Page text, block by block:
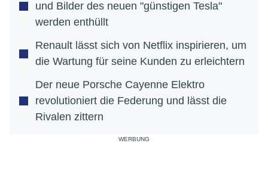
und Bilder des neuen "günstigen Tesla"
werden enthüllt
Renault lässt sich von Netflix inspirieren, um
die Wartung für seine Kunden zu erleichtern
Der neue Porsche Cayenne Elektro
revolutioniert die Federung und lässt die
Rivalen zittern